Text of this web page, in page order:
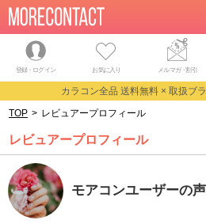
登録・ログイン お気に入り メルマガ・割引
カラコン全品 送料無料 × 取扱ブ
TOP > レビュアープロフィール
レビュアープロフィール
モアコンユーザーの声